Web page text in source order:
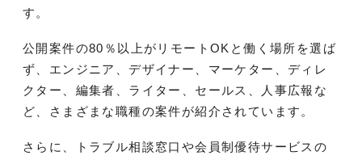
す。
公開案件の80％以上がリモートOKと働く場所を選ば
ず、エンジニア、デザイナー、マーケター、ディレ
クター、編集者、ライター、セールス、人事広報な
ど、さまざまな職種の案件が紹介されています。
さらに、トラブル相談窓口や会員制優待サービスの